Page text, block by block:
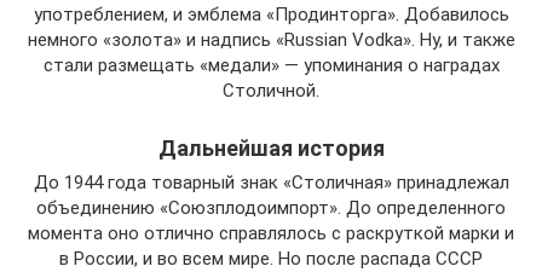
употреблением, и эмблема «Продинторга». Добавилось
немного «золота» и надпись «Russian Vodka». Ну, и также
стали размещать «медали» — упоминания о наградах
Столичной.
Дальнейшая история
До 1944 года товарный знак «Столичная» принадлежал
объединению «Союзплодоимпорт». До определенного
момента оно отлично справлялось с раскруткой марки и
в России, и во всем мире. Но после распада СССР